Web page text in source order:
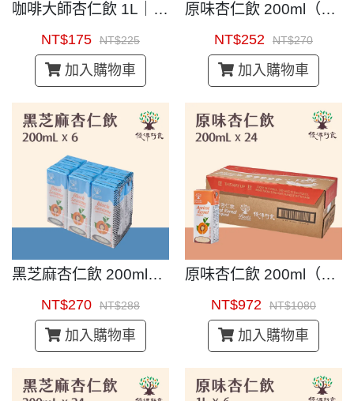
咖啡大師杏仁飲 1L｜咖啡專用杏仁飲
NT$175 NT$225
加入購物車
原味杏仁飲 200ml（6入）｜即開即飲杏仁茶
NT$252 NT$270
加入購物車
黑芝麻杏仁飲 200ml（6入）｜即開即飲杏仁茶
NT$270 NT$288
加入購物車
原味杏仁飲 200ml（24入）｜即開即飲杏仁茶
NT$972 NT$1080
加入購物車